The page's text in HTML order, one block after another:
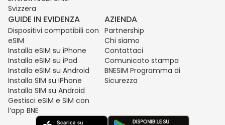
Svizzera
GUIDE IN EVIDENZA
Dispositivi compatibili con
eSIM
Installa eSIM su iPhone
Installa eSIM su iPad
Installa eSIM su Android
Installa SIM su iPhone
Installa SIM su Android
Gestisci eSIM e SIM con
l’app BNE
AZIENDA
Partnership
Chi siamo
Contattaci
Comunicato stampa
BNESIM Programma di
Sicurezza